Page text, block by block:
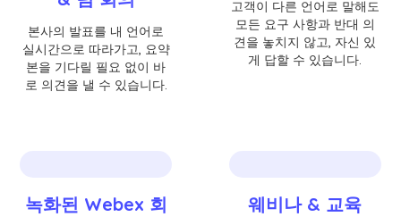
본사의 발표를 내 언어로
실시간으로 따라가고, 요약
본을 기다릴 필요 없이 바
로 의견을 낼 수 있습니다.
고객이 다른 언어로 말해도
모든 요구 사항과 반대 의
견을 놓치지 않고, 자신 있
게 답할 수 있습니다.
녹화된 Webex 회
웨비나 & 교육